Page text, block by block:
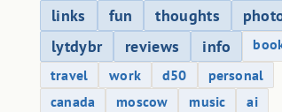
links fun thoughts
lytdybr
reviews info
travel
work d50
personal
canada
moscow music
ai